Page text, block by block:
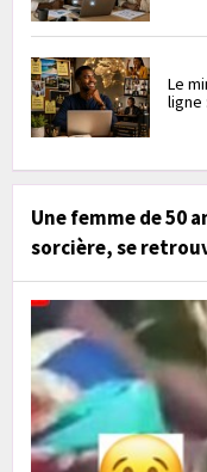
Le
ligne
Une femme de 50
sorcière, se